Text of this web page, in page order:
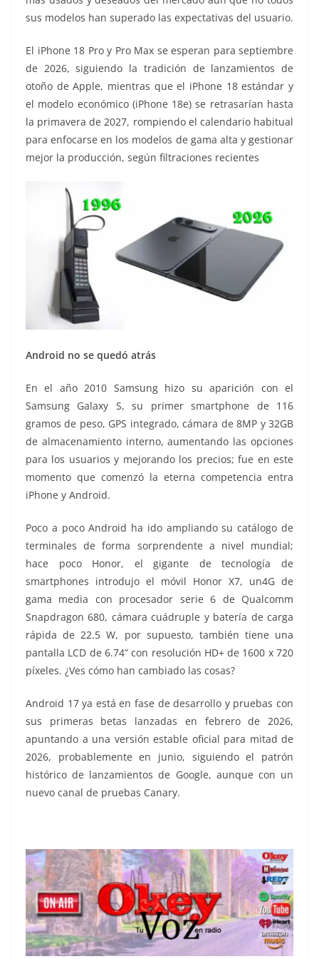
sus modelos han superado las expectativas del usuario.
El iPhone 18 Pro y Pro Max se esperan para septiembre
de 2026, siguiendo la tradición de lanzamientos de
otoño de Apple, mientras que el iPhone 18 estándar y
el modelo económico (iPhone 18e) se retrasarían hasta
la primavera de 2027, rompiendo el calendario habitual
para enfocarse en los modelos de gama alta y gestionar
mejor la producción, según filtraciones recientes
Android no se quedó atrás
En el año 2010 Samsung hizo su aparición con el
Samsung Galaxy S, su primer smartphone de 116
gramos de peso, GPS integrado, cámara de 8MP y 32GB
de almacenamiento interno, aumentando las opciones
para los usuarios y mejorando los precios; fue en este
momento que comenzó la eterna competencia entra
iPhone y Android.
Poco a poco Android ha ido ampliando su catálogo de
terminales de forma sorprendente a nivel mundial;
hace poco Honor, el gigante de tecnología de
smartphones introdujo el móvil Honor X7, un4G de
gama media con procesador serie 6 de Qualcomm
Snapdragon 680, cámara cuádruple y batería de carga
rápida de 22.5 W, por supuesto, también tiene una
pantalla LCD de 6.74” con resolución HD+ de 1600 x 720
píxeles. ¿Ves cómo han cambiado las cosas?
Android 17 ya está en fase de desarrollo y pruebas con
sus primeras betas lanzadas en febrero de 2026,
apuntando a una versión estable oficial para mitad de
2026, probablemente en junio, siguiendo el patrón
histórico de lanzamientos de Google, aunque con un
nuevo canal de pruebas Canary.